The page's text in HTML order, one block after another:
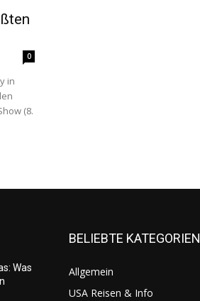
0
in
(8.
Was
BELIEBTE KATEGORIEN
Allgemein
USA Reisen & Info